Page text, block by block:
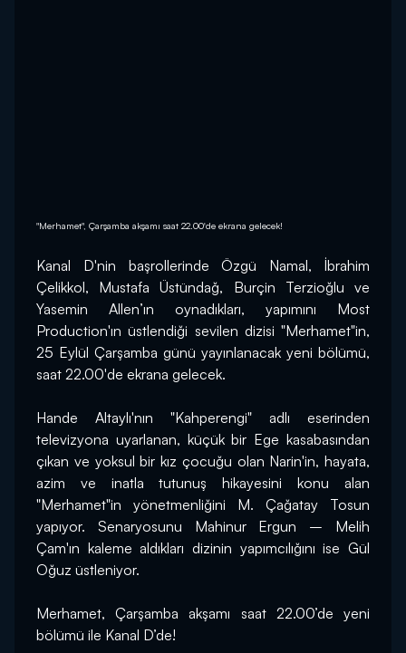
"Merhamet", Çarşamba akşamı saat 22.00'de ekrana gelecek!
Kanal D'nin başrollerinde Özgü Namal, İbrahim
Çelikkol, Mustafa Üstündağ, Burçin Terzioğlu ve
Yasemin Allen’ın oynadıkları, yapımını Most
Production'ın üstlendiği sevilen dizisi "Merhamet"in,
25 Eylül Çarşamba günü yayınlanacak yeni bölümü,
saat 22.00'de ekrana gelecek.
Hande Altaylı'nın "Kahperengi" adlı eserinden
televizyona uyarlanan, küçük bir Ege kasabasından
çıkan ve yoksul bir kız çocuğu olan Narin'in, hayata,
azim ve inatla tutunuş hikayesini konu alan
"Merhamet"in yönetmenliğini M. Çağatay Tosun
yapıyor. Senaryosunu Mahinur Ergun – Melih
Çam'ın kaleme aldıkları dizinin yapımcılığını ise Gül
Oğuz üstleniyor.
Merhamet, Çarşamba akşamı saat 22.00’de yeni
bölümü ile Kanal D’de!